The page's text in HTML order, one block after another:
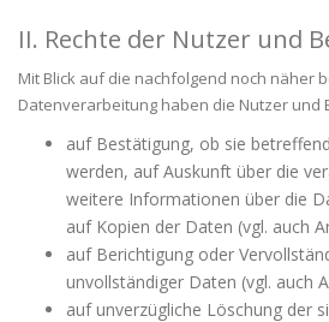
II. Rechte der Nutzer und
Mit Blick auf die nachfolgend noch näher
Datenverarbeitung haben die Nutzer und
auf Bestätigung, ob sie
werden, auf Auskunft über die
weitere Informationen über die
auf Kopien der Daten (vgl. auch
auf Berichtigung oder
unvollständiger Daten (vgl. auch
auf unverzügliche Löschung der